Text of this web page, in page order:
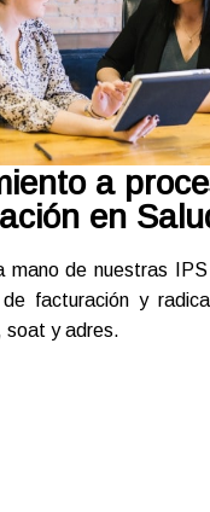
a
en
mano de nuestras
facturación y
soat y adres.